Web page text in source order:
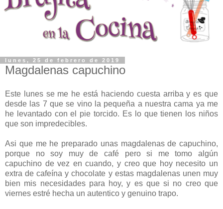
lunes, 25 de febrero de 2019
Magdalenas capuchino
Este lunes se me he está haciendo cuesta arriba y es que
desde las 7 que se vino la pequeña a nuestra cama ya me
he levantado con el pie torcido. Es lo que tienen los niños
que son impredecibles.
Asi que me he preparado unas magdalenas de capuchino,
porque no soy muy de café pero si me tomo algún
capuchino de vez en cuando, y creo que hoy necesito un
extra de cafeína y chocolate y estas magdalenas unen muy
bien mis necesidades para hoy, y es que si no creo que
viernes estré hecha un autentico y genuino trapo.